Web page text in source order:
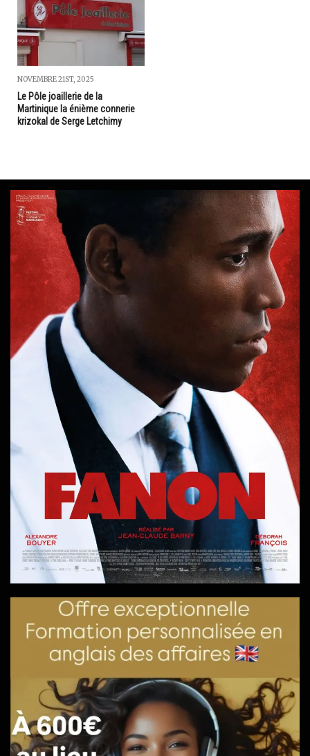
NOVEMBRE 21ST, 2025
Le Pôle joaillerie de la
Martinique la énième connerie
krizokal de Serge Letchimy